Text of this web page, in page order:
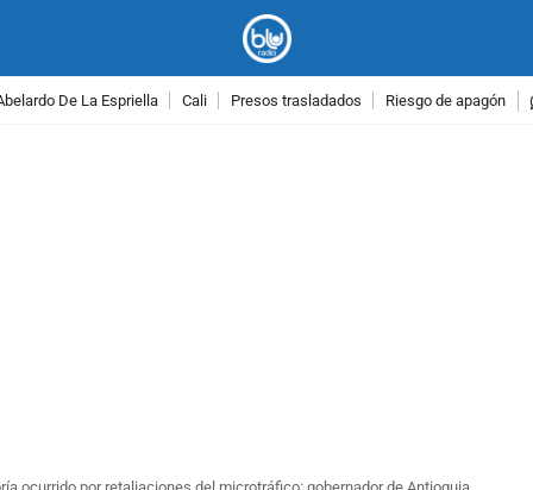
De La Espriella Cali Presos trasladados Riesgo de apagón